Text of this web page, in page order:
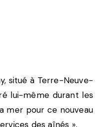
situé à Terre-Neuve-
lui-même durant les
mer pour ce nouveau
des aînés ».